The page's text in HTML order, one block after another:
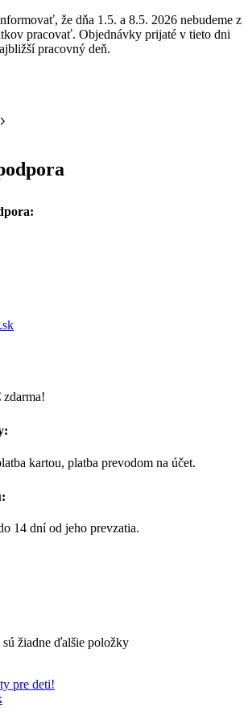
že dňa 1.5. a 8.5. 2026 nebudeme z
pracovať. Objednávky prijaté v tieto dni
pracovný deň.
zdarma!
kartou, platba prevodom na účet.
14 dní od jeho prevzatia.
žiadne ďalšie položky
pre deti!